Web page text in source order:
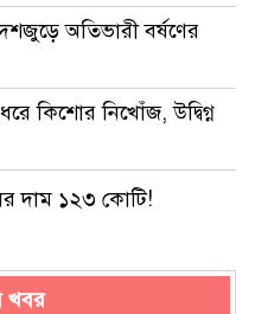
অতিভারী বর্ষণের
কিশোর নিখোঁজ, উদ্বিগ্ন
দাম ১২৩ কোটি!
খবর